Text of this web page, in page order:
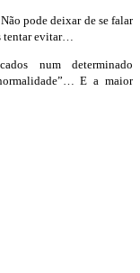
pode deixar de se falar
tentar evitar…
num determinado
E a maior